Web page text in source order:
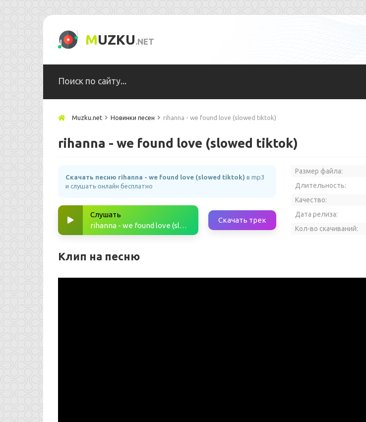
MUZKU.NET
Muzku.net Новинки песен rihanna - we found love (slowed tiktok)
rihanna - we found love (slowed tiktok)
Скачать песню rihanna - we found love (slowed tiktok) в mp3
и слушать онлайн бесплатно
Слушать
rihanna - we found love (slowed tiktok)
Скачать трек
Размер файла:
Длительность:
Качество:
Дата релиза:
Кол-во скачиваний:
Клип на песню